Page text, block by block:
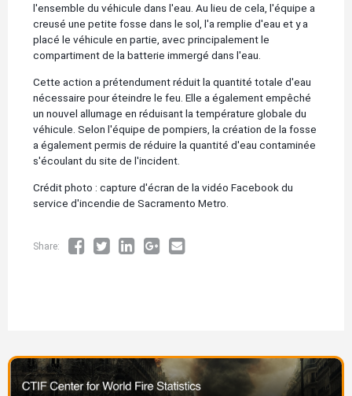
Image
l'ensemble du véhicule dans l'eau. Au lieu de cela, l'équipe a
creusé une petite fosse dans le sol, l'a remplie d'eau et y a
placé le véhicule en partie, avec principalement le
compartiment de la batterie immergé dans l'eau.
Cette action a prétendument réduit la quantité totale d'eau
nécessaire pour éteindre le feu. Elle a également empêché
un nouvel allumage en réduisant la température globale du
véhicule. Selon l'équipe de pompiers, la création de la fosse
a également permis de réduire la quantité d'eau contaminée
s'écoulant du site de l'incident.
Crédit photo : capture d'écran de la vidéo Facebook du
service d'incendie de Sacramento Metro.
Share: